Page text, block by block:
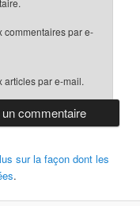
commentaires par e-
articles par e-mail.
sur la façon dont les
.